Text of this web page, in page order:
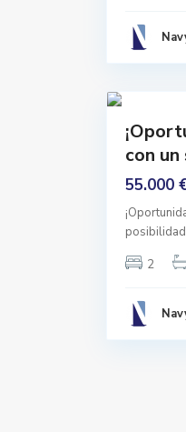
a
r
con un
55.000
2